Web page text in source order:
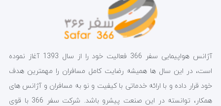
آژانس هواپیمایی سفر 366 فعالیت خود را از سال 1393 آغاز نموده
است، در این سال ها همیشه رضایت کامل مسافران را مهمترین هدف
خود قرار داده و با ارائه خدماتی با کیفیت و نو به مسافران و آژانس های
همکار، توانسته در این صنعت پیشرو باشد. شرکت سفر 366 با قوی